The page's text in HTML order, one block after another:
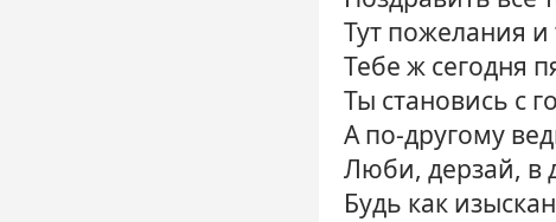
Тут пожелания и
Тебе ж сегодня
Ты становись с
А по-другому
Люби, дерзай, в
Будь как